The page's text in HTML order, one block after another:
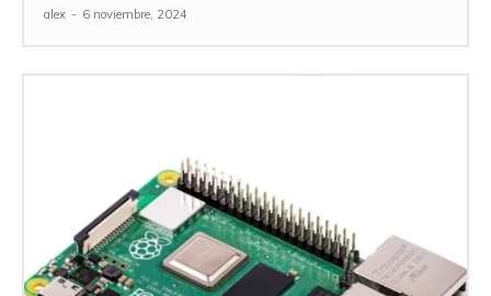
alex - 6 noviembre, 2024